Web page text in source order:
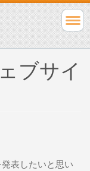
ブサイ
表したいと思い